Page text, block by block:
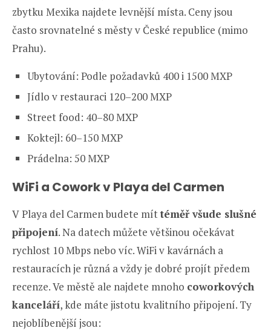
zbytku Mexika najdete levnější místa. Ceny jsou
často srovnatelné s městy v České republice (mimo
Prahu).
Ubytování: Podle požadavků 400 i 1500 MXP
Jídlo v restauraci 120–200 MXP
Street food: 40–80 MXP
Koktejl: 60–150 MXP
Prádelna: 50 MXP
WiFi a Cowork v Playa del Carmen
V Playa del Carmen budete míttéměř všude slušné
připojení. Na datech můžete většinou očekávat
rychlost 10 Mbps nebo víc. WiFi v kavárnách a
restauracích je různá a vždy je dobré projít předem
recenze. Ve městě ale najdete mnoho coworkových
kanceláří, kde máte jistotu kvalitního připojení. Ty
nejoblíbenější jsou: